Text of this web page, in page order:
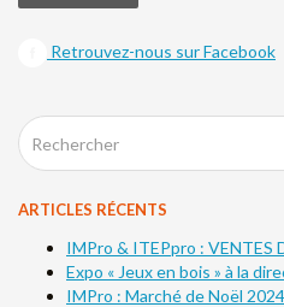
Retrouvez-nous sur Facebook
ARTICLES RÉCENTS
IMPro & ITEPpro : VENTES
Expo « Jeux en bois » à la
IMPro : Marché de Noël 2024